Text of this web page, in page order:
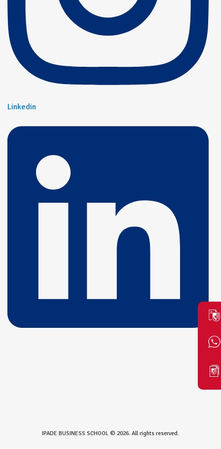
Linkedin
IPADE BUSINESS SCHOOL © 2026. All rights reserved.